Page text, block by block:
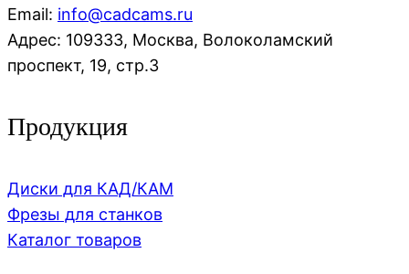
Email: info@cadcams.ru
Адрес: 109333, Москва, Волоколамский
проспект, 19, стр.3
Продукция
Диски для КАД/КАМ
Фрезы для станков
Каталог товаров